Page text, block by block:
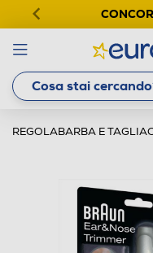
REGOLABARBA E